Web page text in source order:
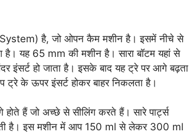
System) है, जो ओपन कैम मशीन है। इसमें नीचे से
है। यह 65 mm की मशीन है। सारा बॉटम यहां से
इंसर्ट हो जाता है। इसके बाद यह ट्रे पर आगे बढ़ता
के ऊपर इंसर्ट होकर बाहर निकलता है।
हैं जो अच्छे से सीलिंग करते हैं। सारे पार्ट्स
है। इस मशीन में आप 150 ml से लेकर 300 ml